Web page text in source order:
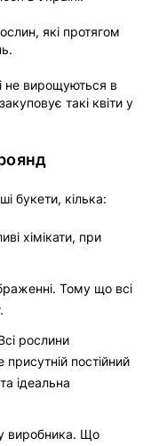
які протягом
не вирощуються в
такі квіти у
букети, кілька:
хімікати, при
Тому що всі
рослини
постійний
ідеальна
виробника. Що